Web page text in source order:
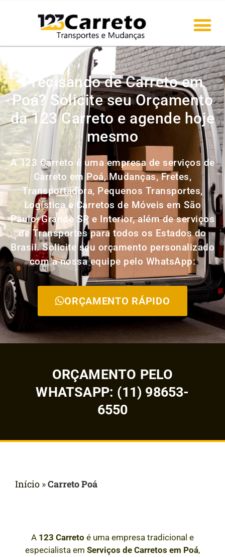
Precisando de Carreto em
Poá? Solicite seu Orçamento
da 123 Carreto e agende hoje
mesmo
A 123 Carreto é uma empresa de serviços de
Carreto em Poá, Mudanças, Fretes,
Transportadora, Pequenos Transportes,
Logística e Carretos de Móveis em São
Paulo, Grande SP e Interior, além de serviços
de Transportes para todos os Estados do
Brasil. Solicite seu orçamento personalizado
com a nossa equipe pelo WhatsApp:
ORÇAMENTO RÁPIDO
ORÇAMENTO PELO
WHATSAPP: (11) 98653-
6550
Início »Carreto Poá
A 123 Carreto é uma empresa tradicional e
especialista em Serviços de Carretos em Poá,